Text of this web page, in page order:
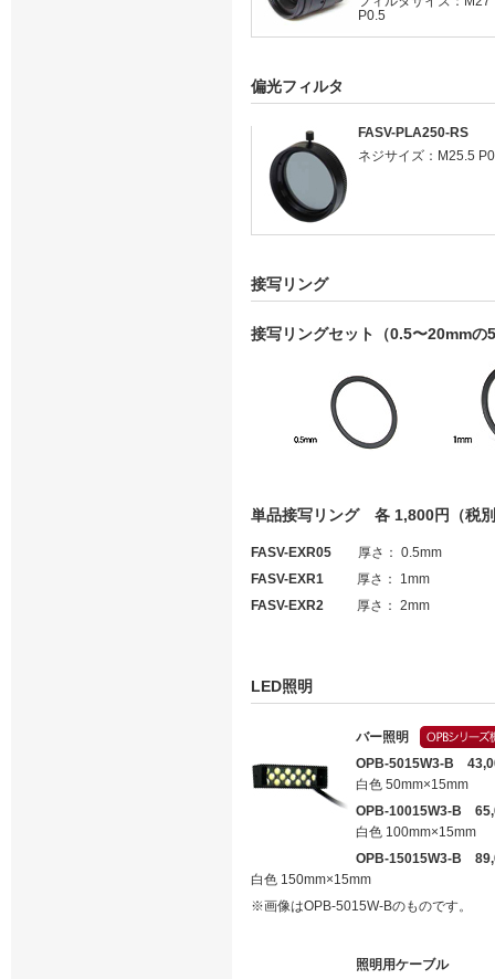
P0.5
偏光フィルタ
FASV-PLA250-RS
ネジサイズ：M25.5
接写リング
接写リングセット（0.5〜20mm
単品接写リング 各 1,800円（税
FASV-EXR05 厚さ： 0.5mm
FASV-EXR1 厚さ： 1mm
FASV-EXR2 厚さ： 2mm
LED照明
バー照明
OPB-5015W3-B
白色 50mm×15mm
OPB-10015W3-B
白色 100mm×15mm
OPB-15015W3-B
白色 150mm×15mm
※画像はOPB-5015W-Bのものです。
照明用ケーブル